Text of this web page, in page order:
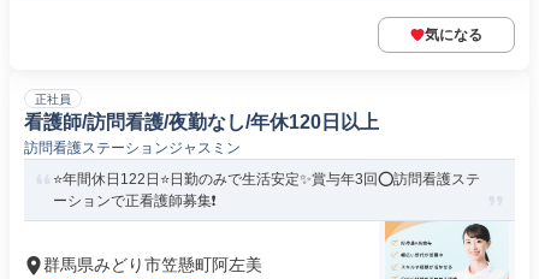
気になる
正社員
看護師/訪問看護/夜勤なし/年休120日以上
訪問看護ステーションジャスミン
⭐年間休日122日⭐日勤のみで生活安定✨賞与年3回⭕訪問看護ステ
ーションで正看護師募集❗️
群馬県みどり市笠懸町阿左美